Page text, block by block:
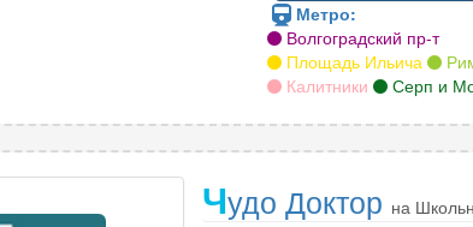
Метро:
Волгоградский пр-т
Площадь Ильича
Калитники
Серп и
Чудо Доктор на